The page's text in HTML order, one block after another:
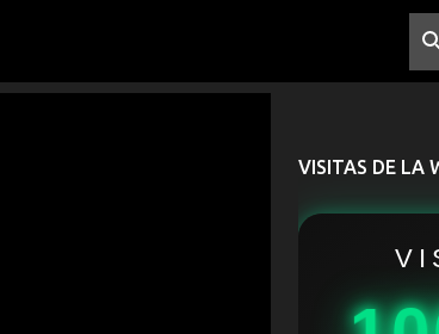
VISITAS DE LA